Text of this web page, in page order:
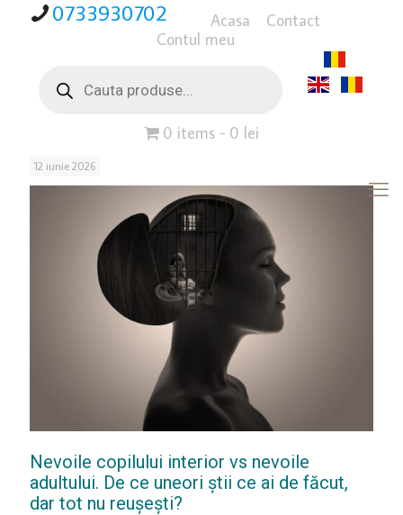
0733930702 Acasa
Contact
Contul meu
search
0 items 0 lei
12 iunie 2026
Nevoile copilului interior vs nevoile
adultului. De ce uneori știi ce ai de făcut,
dar tot nu reușești?